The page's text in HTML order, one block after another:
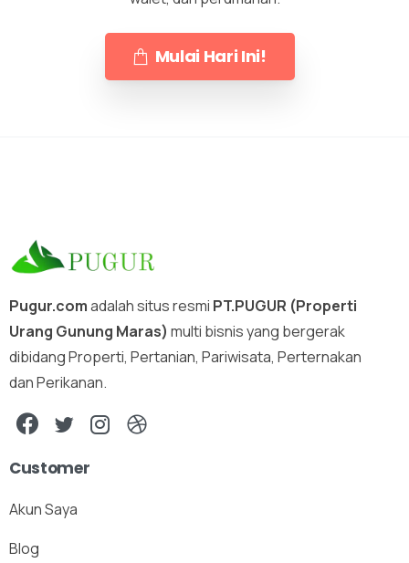
Mulai Hari Ini!
Pugur.comadalah situs resmi PT.PUGUR (Properti
Urang Gunung Maras) multi bisnis yang bergerak
dibidang Properti, Pertanian, Pariwisata, Perternakan
dan Perikanan.
Customer
Akun Saya
Blog